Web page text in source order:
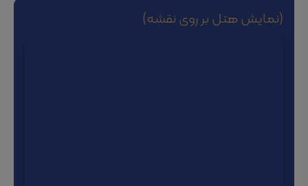
(نمایش هتل بر روی نقشه)